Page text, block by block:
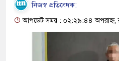
নিজস্ব প্রতিবেদক:
আপডেট সময় : ০২:২৯:৪৪ অপরাহ্ন,